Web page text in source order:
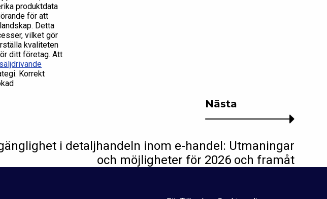
produktdata
för att
Detta
vilket gör
kvaliteten
ditt företag. Att
Korrekt
Nästa
i detaljhandeln inom e-handel: Utmaningar
och möjligheter för 2026 och framåt